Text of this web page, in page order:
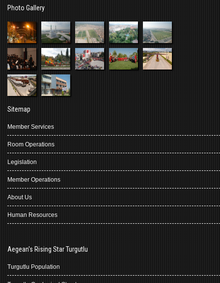
Photo Gallery
Sitemap
Member Services
Room Operations
Legislation
Member Operations
About Us
Human Resources
Aegean's Rising Star Turgutlu
Turgutlu Population